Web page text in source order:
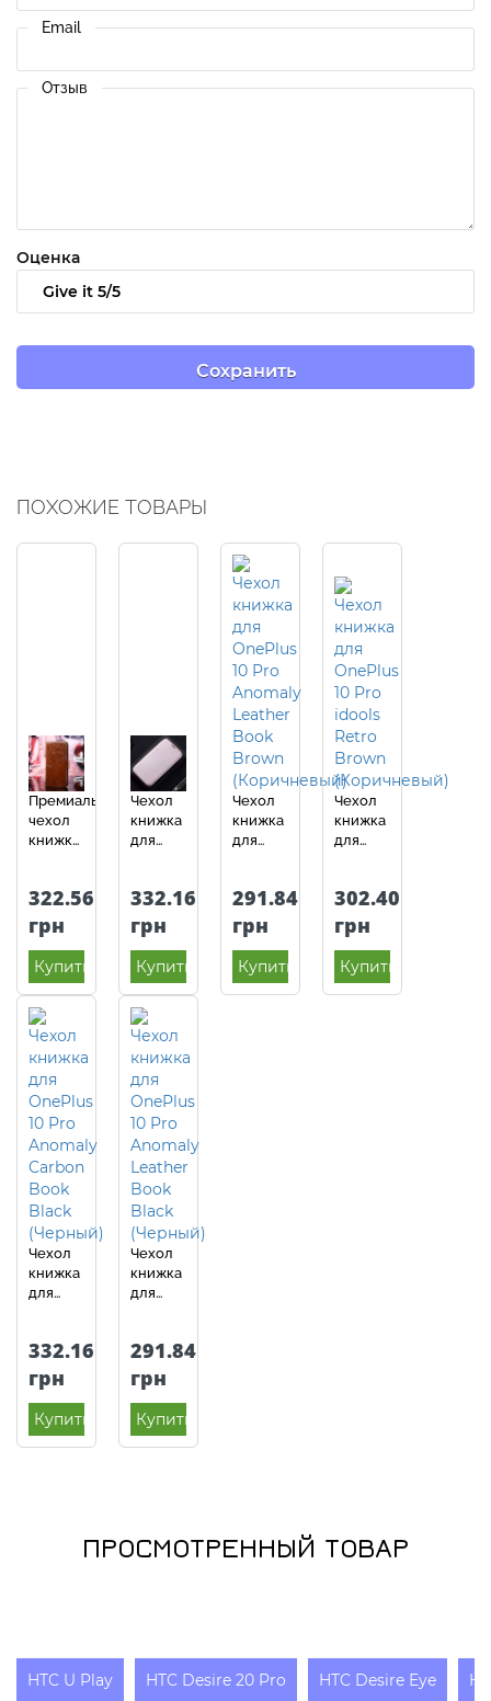
Email
Отзыв
Оценка
ПОХОЖИЕ ТОВАРЫ
Премиальный
чехол
книжка
10 Pro
Anomaly
K'try
Premium
Light
Brown
(Светло
Коричневый)
322.56
грн
Купить
Чехол
книжка
для
Anomaly
Carbon
Book
Rose
Gold
(Розовое
Золото)
332.16
грн
Купить
Чехол
книжка
для
Anomaly
Leather
Book
Brown
(Коричневый)
291.84
грн
Купить
Чехол
книжка
для
idools
Retro
Brown
(Коричневый)
302.40
грн
Купить
Чехол
книжка
для
Anomaly
Carbon
Book
Black
(Черный)
332.16
грн
Купить
Чехол
книжка
для
Anomaly
Leather
Book
Black
(Черный)
291.84
грн
Купить
ПРОСМОТРЕННЫЙ ТОВАР
HTC U Play HTC Desire 20 Pro HTC Desire Eye